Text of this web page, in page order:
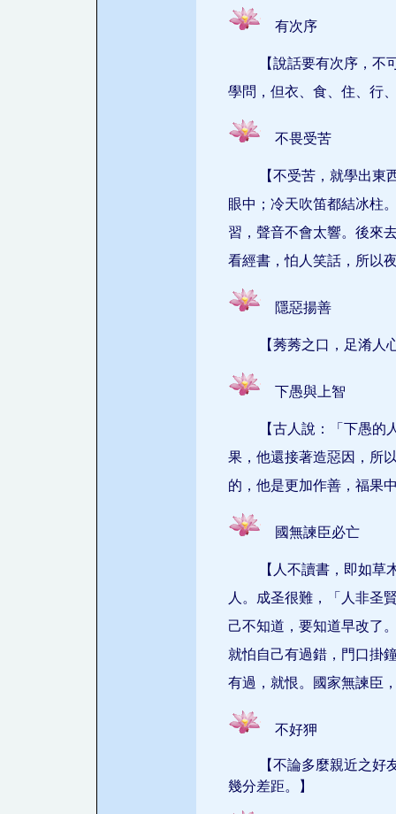
有次序
【說話要有次序，
學問，但衣、食、住、行
不畏受苦
【不受苦，就學出
眼中；冷天吹笛都結冰柱
習，聲音不會太響。後來
看經書，怕人笑話，所以
隱惡揚善
【莠莠之口，足淆人
下愚與上智
【古人說：「下愚
果，他還接著造惡因，所
的，他是更加作善，福果
國無諫臣必亡
【人不讀書，即如
人。成圣很難，「人非圣
己不知道，要知道早改了
就怕自己有過錯，門口掛
有過，就恨。國家無諫臣
不好狎
【不論多麼親近之
幾分差距。】